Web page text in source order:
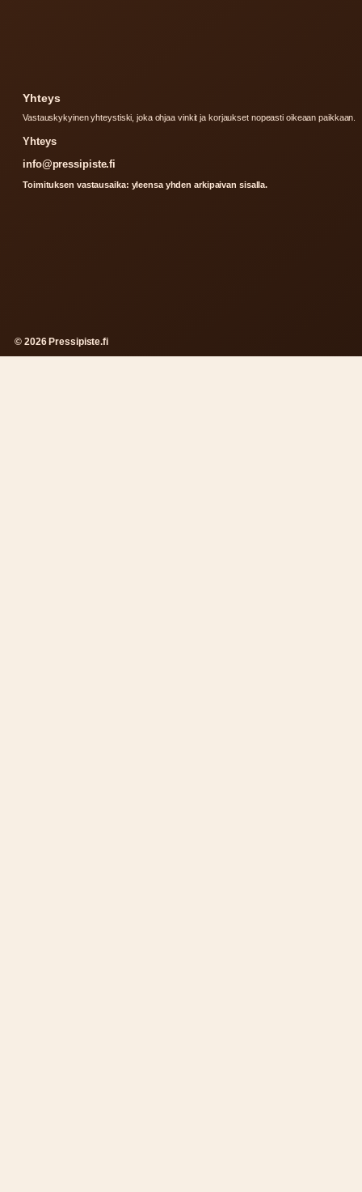
Yhteys
Vastauskykyinen yhteystiski, joka ohjaa vinkit ja korjaukset nopeasti oikeaan paikkaan.
Yhteys
info@pressipiste.fi
Toimituksen vastausaika: yleensa yhden arkipaivan sisalla.
© 2026 Pressipiste.fi